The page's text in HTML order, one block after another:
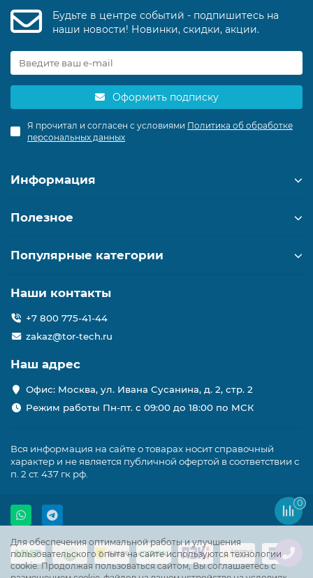
Для обеспечения оптимальной работы и улучшения
пользовательского опыта на сайте используются технологии
cookie. Продолжая пользоваться сайтом, Вы соглашаетесь с
Будьте в центре событий - подпишитесь на
наши новости! Новинки, скидки, акции.
Оформить подписку
Я прочитал и согласен с условиями Политика об обработке
персональных данных
Информация
Полезное
Популярные категории
Наши контакты
+7 800 775-41-44
zakaz@tor-tech.ru
Наш адрес
Офис: Москва, ул. Ивана Сусанина, д. 2, стр. 2
Режим работы Пн-пт. с 09:00 до 18:00 по МСК
Вся информация на сайте о товарах носит справочный
характер и не является публичной офертой в соответствии с
п. 2 ст. 437 гк рф.
0